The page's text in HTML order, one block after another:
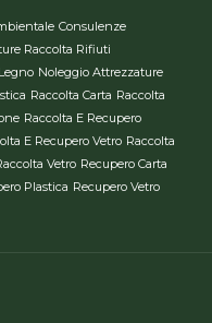
Consulenze
Raccolta Rifiuti
Legno Noleggio Attrezzature
Raccolta Carta Raccolta
Raccolta E Recupero
E Recupero Vetro Raccolta
Vetro Recupero Carta
Plastica Recupero Vetro